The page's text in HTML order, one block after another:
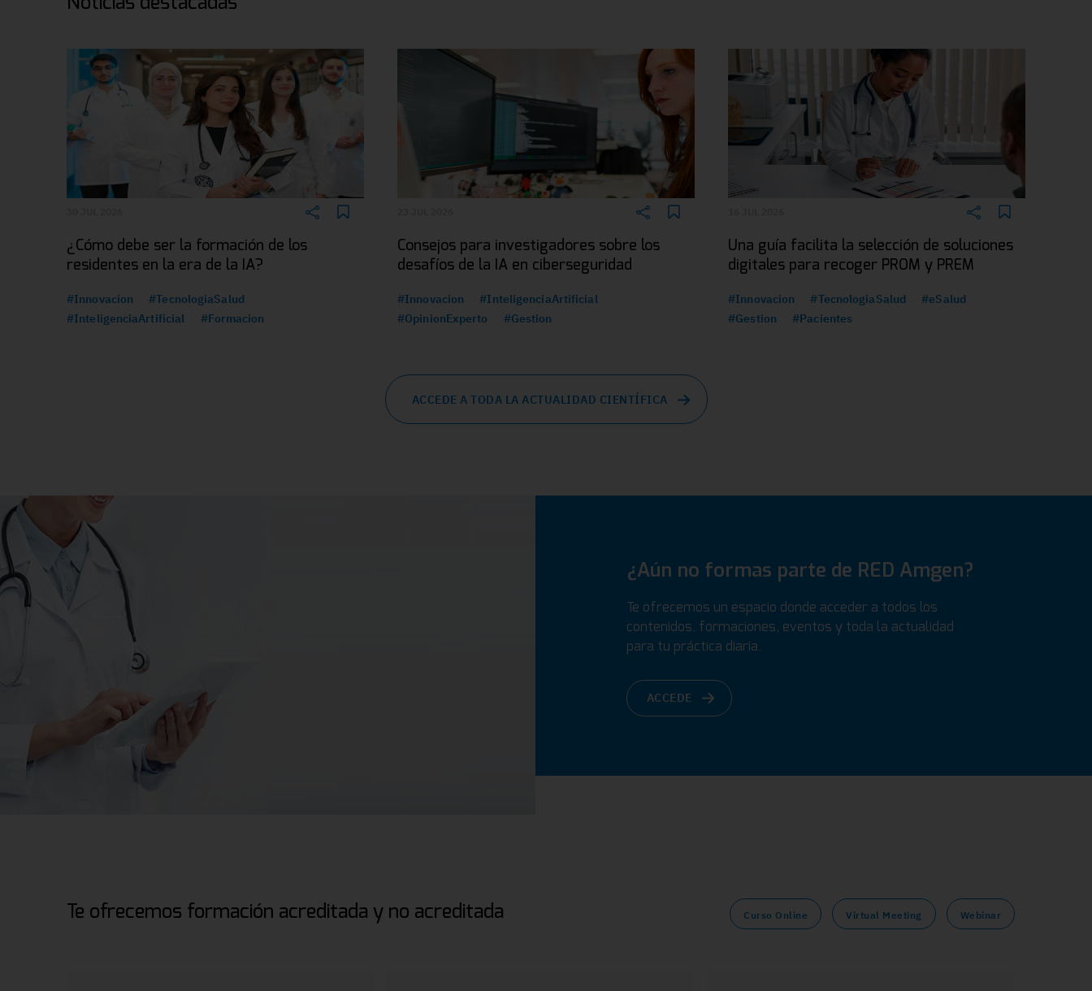
¿Cómo debe ser la formación de los
residentes en la era de la IA?
#Innovacion
#TecnologiaSalud
#InteligenciaArtificial
#Formacion
Consejos para investigadores sobre los
desafíos de la IA en ciberseguridad
#Innovacion
#InteligenciaArtificial
#OpinionExperto
#Gestion
Una guía facilita la selección de soluciones
digitales para recoger PROM y PREM
#Innovacion #TecnologiaSalud
#eSalud
#Gestion
#Pacientes
ACCEDE A TODA LA ACTUALIDAD CIENTÍFICA
¿Aún no formas parte de RED Amgen?
Te ofrecemos un espacio donde acceder a todos los
contenidos, formaciones, eventos y toda la actualidad
para tu práctica diaria.
ACCEDE
Te ofrecemos formación acreditada y no acreditada Curso Online Virtual Meeting Webinar